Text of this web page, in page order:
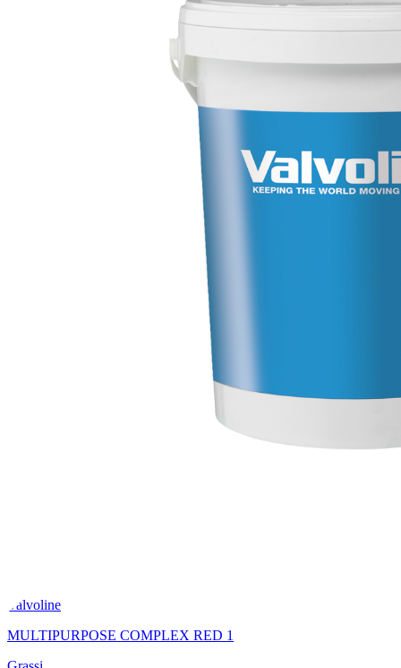
Valvoline
MULTIPURPOSE COMPLEX RED 1